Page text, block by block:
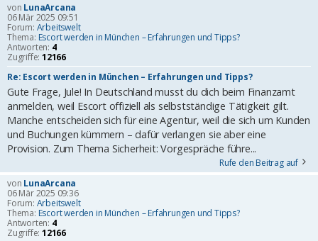
von LunaArcana
06 Mär 2025 09:51
Forum: Arbeitswelt
Thema: Escort werden in München – Erfahrungen und Tipps?
Antworten: 4
Zugriffe: 12166
Re: Escort werden in München – Erfahrungen und Tipps?
Gute Frage, Jule! In Deutschland musst du dich beim Finanzamt
anmelden, weil Escort offiziell als selbstständige Tätigkeit gilt.
Manche entscheiden sich für eine Agentur, weil die sich um Kunden
und Buchungen kümmern – dafür verlangen sie aber eine
Provision. Zum Thema Sicherheit: Vorgespräche führe...
Rufe den Beitrag auf
von LunaArcana
06 Mär 2025 09:36
Forum: Arbeitswelt
Thema: Escort werden in München – Erfahrungen und Tipps?
Antworten: 4
Zugriffe: 12166